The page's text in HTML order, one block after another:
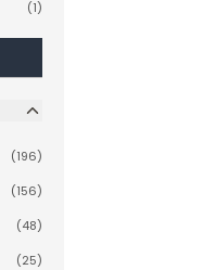
(1)
(196)
(156)
(48)
(25)